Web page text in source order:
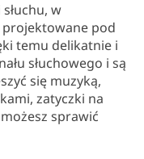
w
projektowane pod
temu delikatnie i
słuchowego i są
się muzyką,
zatyczki na
sprawić